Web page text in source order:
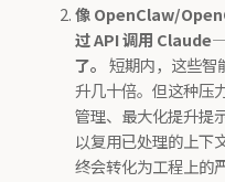
像 OpenClaw/
过 API 调用
了。 短期内，这些智
升几十倍。但这种压
管理、最大化提升提
以复用已处理的上下
终会转化为工程上的